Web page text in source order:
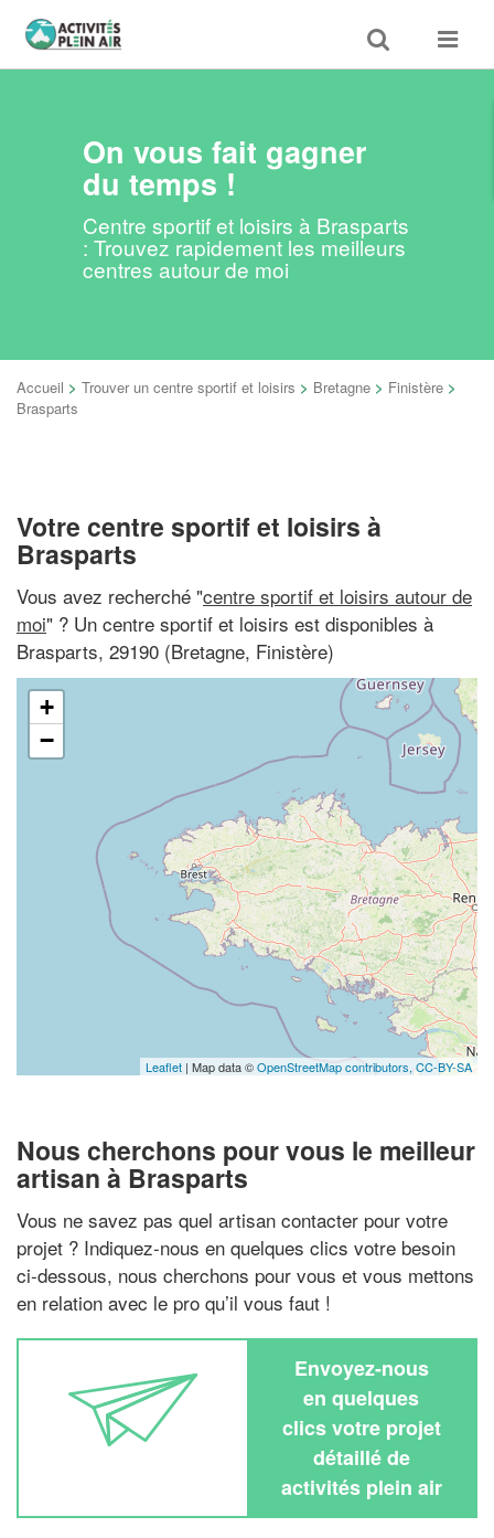
Toggle
search
Toggle
On vous fait gagner
du temps !
Centre sportif et loisirs à Brasparts
: Trouvez rapidement les meilleurs
centres autour de moi
Accueil > Trouver un centre sportif et loisirs > Bretagne > Finistère >
Brasparts
Votre centre sportif et loisirs à
Brasparts
Vous avez recherché "centre sportif et loisirs autour de
moi" ? Un centre sportif et loisirs est disponibles à
Brasparts, 29190 (Bretagne, Finistère)
+
−
Leaflet | Map data ©OpenStreetMap contributors, CC-BY-SA
Nous cherchons pour vous le meilleur
artisan à Brasparts
Vous ne savez pas quel artisan contacter pour votre
projet ? Indiquez-nous en quelques clics votre besoin
ci-dessous, nous cherchons pour vous et vous mettons
en relation avec le pro qu’il vous faut !
Envoyez-nous
en quelques
clics votre projet
détaillé de
activités plein air